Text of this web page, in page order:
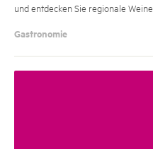
und entdecken Sie regionale Weine.
Gastronomie